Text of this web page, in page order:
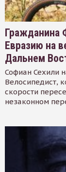
Гражданина
Евразию на
Дальнем
Софиан Сехили
Велосипедист,
скорости
незаконном